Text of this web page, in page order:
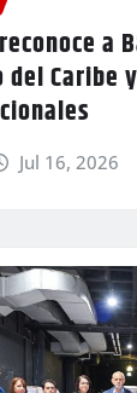
a
del Caribe
Jul 16, 2026